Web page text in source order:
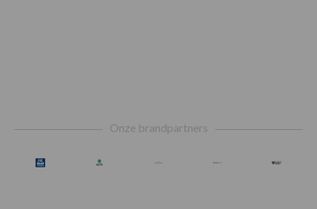
Onze brandpartners